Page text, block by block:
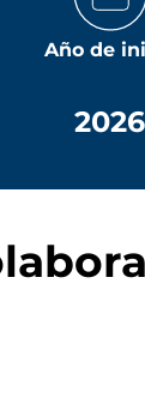
Año de
2026